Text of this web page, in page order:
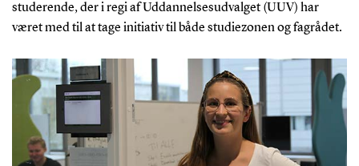
studerende, der i regi af Uddannelsesudvalget (UUV) har
været med til at tage initiativ til både studiezonen og fagrådet.